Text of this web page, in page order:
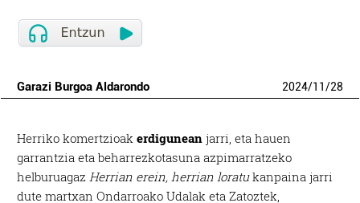
Garazi Burgoa Aldarondo 2024/11/28
Herriko komertzioakerdigunean jarri, eta hauen
garrantzia eta beharrezkotasuna azpimarratzeko
helburuagazHerrian erein, herrian loratukanpaina jarri
dute martxan Ondarroako Udalak eta Zatoztek,